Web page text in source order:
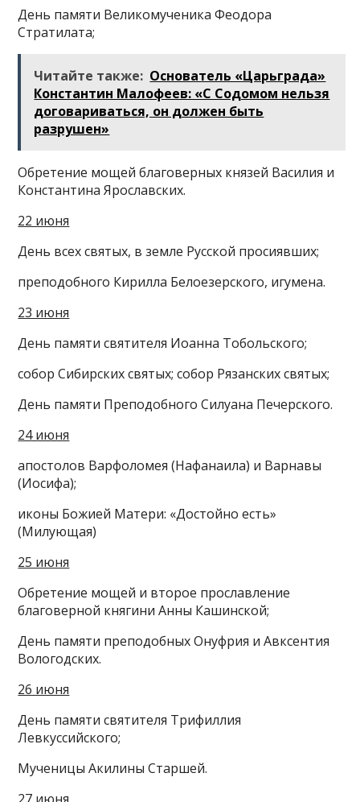
День памяти Великомученика Феодора
Стратилата;
Читайте также: Основатель «Царьграда»
Константин Малофеев: «С Содомом нельзя
договариваться, он должен быть
разрушен»
Обретение мощей благоверных князей Василия и
Константина Ярославских.
22 июня
День всех святых, в земле Русской просиявших;
преподобного Кирилла Белоезерского, игумена.
23 июня
День памяти святителя Иоанна Тобольского;
собор Сибирских святых; собор Рязанских святых;
День памяти Преподобного Силуана Печерского.
24 июня
апостолов Варфоломея (Нафанаила) и Варнавы
(Иосифа);
иконы Божией Матери: «Достойно есть»
(Милующая)
25 июня
Обретение мощей и второе прославление
благоверной княгини Анны Кашинской;
День памяти преподобных Онуфрия и Авксентия
Вологодских.
26 июня
День памяти святителя Трифиллия
Левкуссийского;
Мученицы Акилины Старшей.